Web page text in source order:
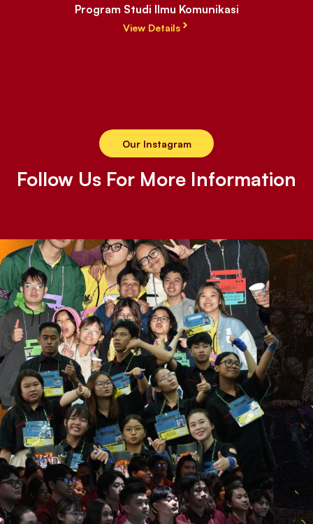
Program Studi Ilmu Komunikasi
View Details
Our Instagram
Follow Us For More Information